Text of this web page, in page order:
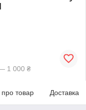
1 000 ₴
про товар Доставка